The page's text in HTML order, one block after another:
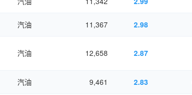
汽油 11,367 2.98
汽油 12,658 2.87
汽油 9,461 2.83